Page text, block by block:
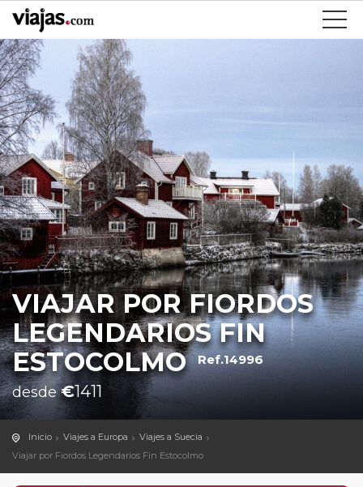
VIAJAR POR FIORDOS
LEGENDARIOS FIN
ESTOCOLMO Ref.14996
desde€1411
Inicio Viajes a Europa
Viajes a Suecia
Viajar por Fiordos Legendarios Fin Estocolmo